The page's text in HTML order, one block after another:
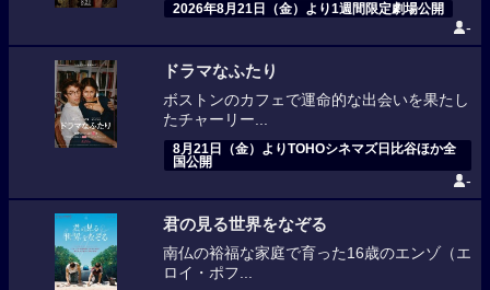
2026年8月21日（金）より1週間限定劇場公開
-
ドラマなふたり
ボストンのカフェで運命的な出会いを果たし
たチャーリー...
8月21日（金）よりTOHOシネマズ日比谷ほか全
国公開
-
君の見る世界をなぞる
南仏の裕福な家庭で育った16歳のエンゾ（エ
ロイ・ポフ...